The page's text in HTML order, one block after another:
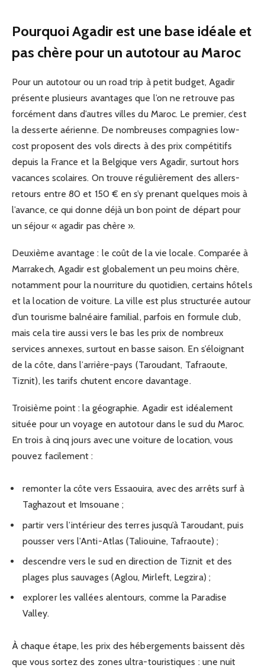
Pourquoi Agadir est une base idéale et
pas chère pour un autotour au Maroc
Pour un autotour ou un road trip à petit budget, Agadir
présente plusieurs avantages que l’on ne retrouve pas
forcément dans d’autres villes du Maroc. Le premier, c’est
la desserte aérienne. De nombreuses compagnies low-
cost proposent des vols directs à des prix compétitifs
depuis la France et la Belgique vers Agadir, surtout hors
vacances scolaires. On trouve régulièrement des allers-
retours entre 80 et 150 € en s’y prenant quelques mois à
l’avance, ce qui donne déjà un bon point de départ pour
un séjour « agadir pas chère ».
Deuxième avantage : le coût de la vie locale. Comparée à
Marrakech, Agadir est globalement un peu moins chère,
notamment pour la nourriture du quotidien, certains hôtels
et la location de voiture. La ville est plus structurée autour
d’un tourisme balnéaire familial, parfois en formule club,
mais cela tire aussi vers le bas les prix de nombreux
services annexes, surtout en basse saison. En s’éloignant
de la côte, dans l’arrière-pays (Taroudant, Tafraoute,
Tiznit), les tarifs chutent encore davantage.
Troisième point : la géographie. Agadir est idéalement
située pour un voyage en autotour dans le sud du Maroc.
En trois à cinq jours avec une voiture de location, vous
pouvez facilement :
remonter la côte vers Essaouira, avec des arrêts surf à
Taghazout et Imsouane ;
partir vers l’intérieur des terres jusqu’à Taroudant, puis
pousser vers l’Anti-Atlas (Taliouine, Tafraoute) ;
descendre vers le sud en direction de Tiznit et des
plages plus sauvages (Aglou, Mirleft, Legzira) ;
explorer les vallées alentours, comme la Paradise
Valley.
À chaque étape, les prix des hébergements baissent dès
que vous sortez des zones ultra-touristiques : une nuit